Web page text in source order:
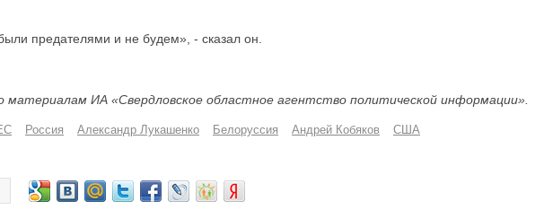
предателями и не будем», - сказал он.
материалам ИА «Свердловское областное агентство политической информации».
Россия Александр Лукашенко Белоруссия Андрей Кобяков США